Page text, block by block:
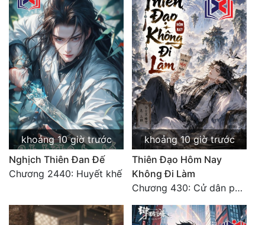
khoảng 10 giờ trước
Nghịch Thiên Đan Đế
Chương 2440: Huyết khế
khoảng 10 giờ trước
Thiên Đạo Hôm Nay
Không Đi Làm
Chương 430: Cử dân phạt thiên (3)